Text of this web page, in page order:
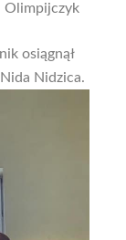
Olimpijczyk
osiągnął
Nidzica.